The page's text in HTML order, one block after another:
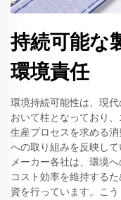
持続可能な
環境責任
環境持続可能性は、現
おいて柱となっており
生産プロセスを求める
への取り組みを反映し
メーカー各社は、環境
コスト効率を維持する
資を行っています。こ